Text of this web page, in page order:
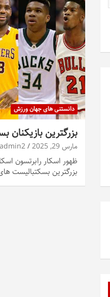
دانستنی های جهان ورزش
بزرگترین بازیکنان
مارس 29, 2025 admin2
ظهور اسکار رابرتسون
بزرگترین بسکتبالیست